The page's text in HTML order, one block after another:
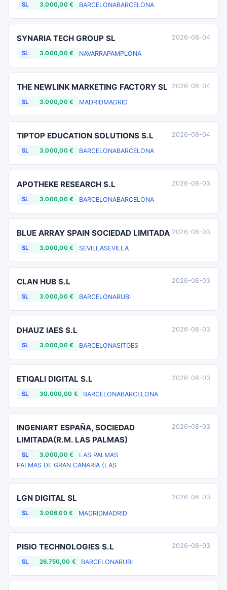
SL 3.000,00 € BARCELONABARCELONA
SYNARIA TECH GROUP SL
SL 3.000,00 € NAVARRAPAMPLONA
2026-08-04
THE NEWLINK MARKETING FACTORY SL
SL 3.000,00 € MADRIDMADRID
2026-08-04
TIPTOP EDUCATION SOLUTIONS S.L
SL 3.000,00 € BARCELONABARCELONA
2026-08-04
APOTHEKE RESEARCH S.L
SL 3.000,00 € BARCELONABARCELONA
2026-08-03
BLUE ARRAY SPAIN SOCIEDAD LIMITADA
SL 3.000,00 € SEVILLASEVILLA
2026-08-03
CLAN HUB S.L
SL 3.000,00 € BARCELONARUBI
2026-08-03
DHAUZ IAES S.L
SL 3.000,00 € BARCELONASITGES
2026-08-03
ETIQALI DIGITAL S.L
SL 30.000,00 € BARCELONABARCELONA
2026-08-03
INGENIART ESPAÑA, SOCIEDAD
LIMITADA(R.M. LAS PALMAS)
SL 3.000,00 €
LAS PALMAS
PALMAS DE GRAN CANARIA (LAS
2026-08-03
LGN DIGITAL SL
SL 3.006,00 € MADRIDMADRID
2026-08-03
PISIO TECHNOLOGIES S.L
SL 26.750,00 € BARCELONARUBI
2026-08-03